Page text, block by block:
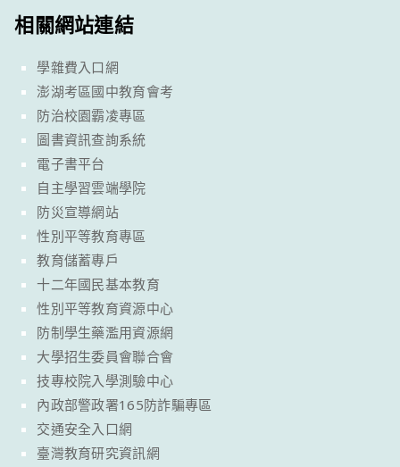
相關網站連結
學雜費入口網
澎湖考區國中教育會考
防治校園霸凌專區
圖書資訊查詢系統
電子書平台
自主學習雲端學院
防災宣導網站
性別平等教育專區
教育儲蓄專戶
十二年國民基本教育
性別平等教育資源中心
防制學生藥濫用資源網
大學招生委員會聯合會
技專校院入學測驗中心
內政部警政署165防詐騙專區
交通安全入口網
臺灣教育研究資訊網